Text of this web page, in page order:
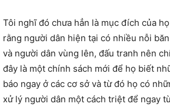
Tôi nghĩ đó chưa hẳn là mục đích của
rằng người dân hiện tại có nhiều nỗi
và người dân vùng lên, đấu tranh nên
đây là một chính sách mới để họ biết
báo ngay ở các cơ sở và từ đó họ có
xử lý người dân một cách triệt để ngay